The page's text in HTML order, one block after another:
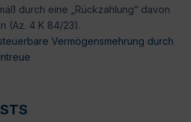
durch eine „Rückzahlung“ davon
(Az. 4 K 84/23).
Vermögensmehrung durch